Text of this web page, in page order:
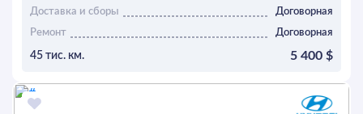
Доставка и сборы
Договорная
Ремонт
Договорная
45 тис. км. 5 400 $
ОСТАВИТЬ ЗАЯВКУ